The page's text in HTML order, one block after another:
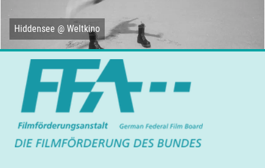
Hiddensee @ Weltkino